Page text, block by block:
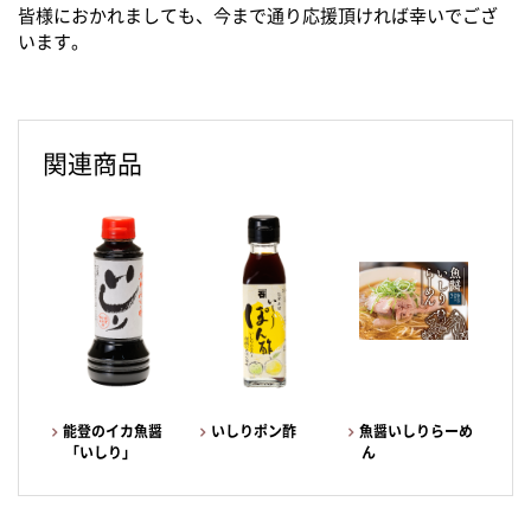
皆様におかれましても、今まで通り応援頂ければ幸いでござ
います。
関連商品
能登のイカ魚醤
「いしり」
いしりポン酢
魚醤いしりらーめ
ん